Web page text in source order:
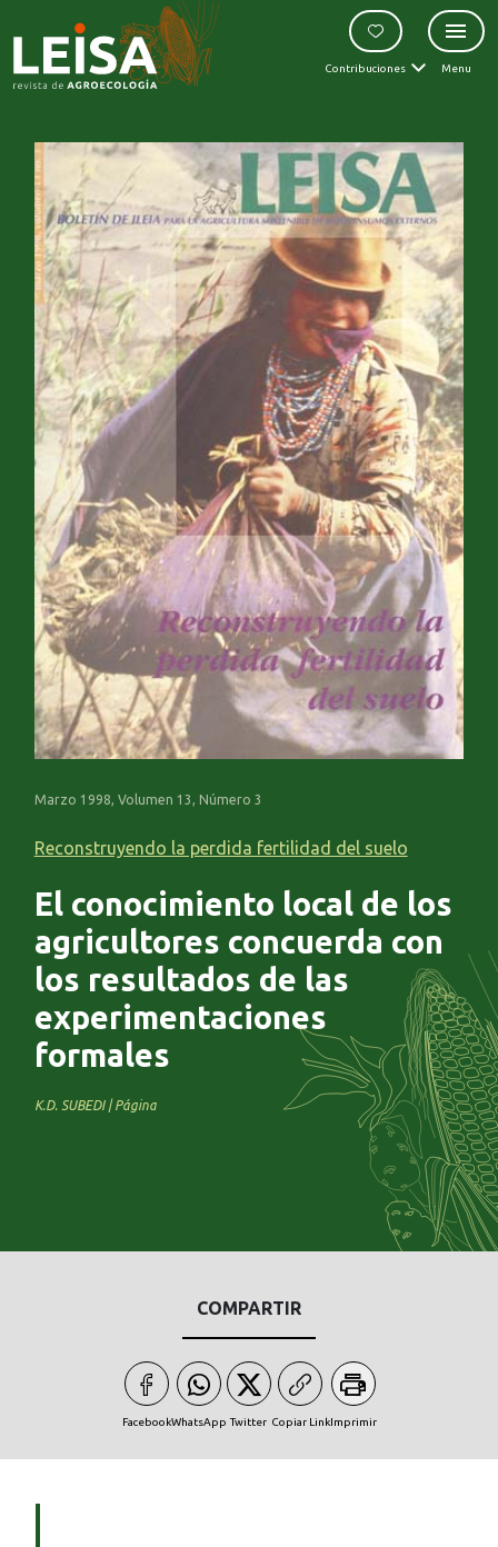
Contribuciones Menu
Marzo 1998, Volumen 13, Número 3
Reconstruyendo la perdida fertilidad del suelo
El conocimiento local de los
agricultores concuerda con
los resultados de las
experimentaciones
formales
K.D. SUBEDI | Página
COMPARTIR
FacebookWhatsApp Twitter Copiar LinkImprimir